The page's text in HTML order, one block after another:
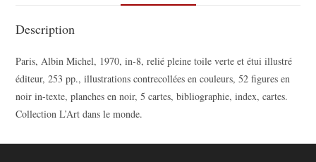
Description
Paris, Albin Michel, 1970, in-8, relié pleine toile verte et étui illustré
éditeur, 253 pp., illustrations contrecollées en couleurs, 52 figures en
noir in-texte, planches en noir, 5 cartes, bibliographie, index, cartes.
‎Collection L’Art dans le monde.